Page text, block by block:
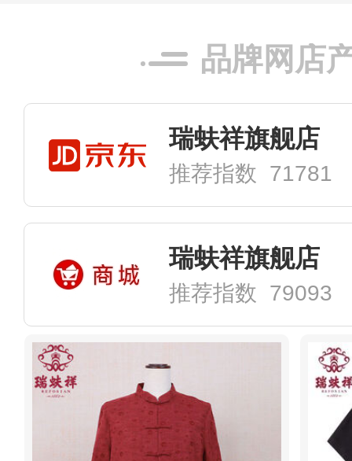
品牌网店
瑞蚨祥旗舰店
推荐指数 71781
瑞蚨祥旗舰店
推荐指数 79093